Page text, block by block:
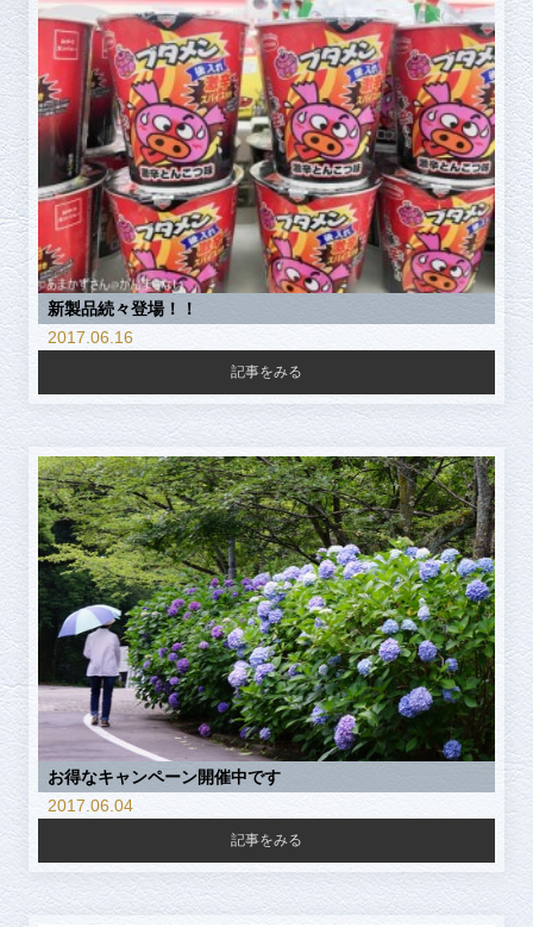
新製品続々登場！！
2017.06.16
記事をみる
お得なキャンペーン開催中です
2017.06.04
記事をみる